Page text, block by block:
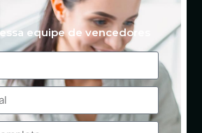
equipe de vencedores